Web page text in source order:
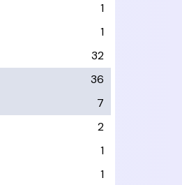
1
1
32
36
7
2
1
1